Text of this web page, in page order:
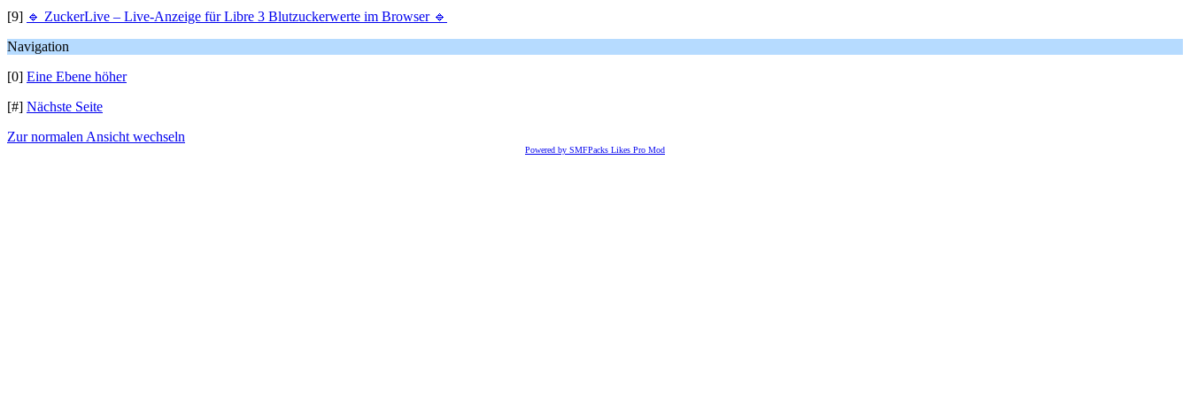
[9] 🔹 ZuckerLive – Live-Anzeige für Libre 3 Blutzuckerwerte im Browser 🔹
Navigation
[0] Eine Ebene höher
[#] Nächste Seite
Zur normalen Ansicht wechseln
Powered by SMFPacks Likes Pro Mod